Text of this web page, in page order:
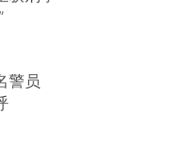
警员